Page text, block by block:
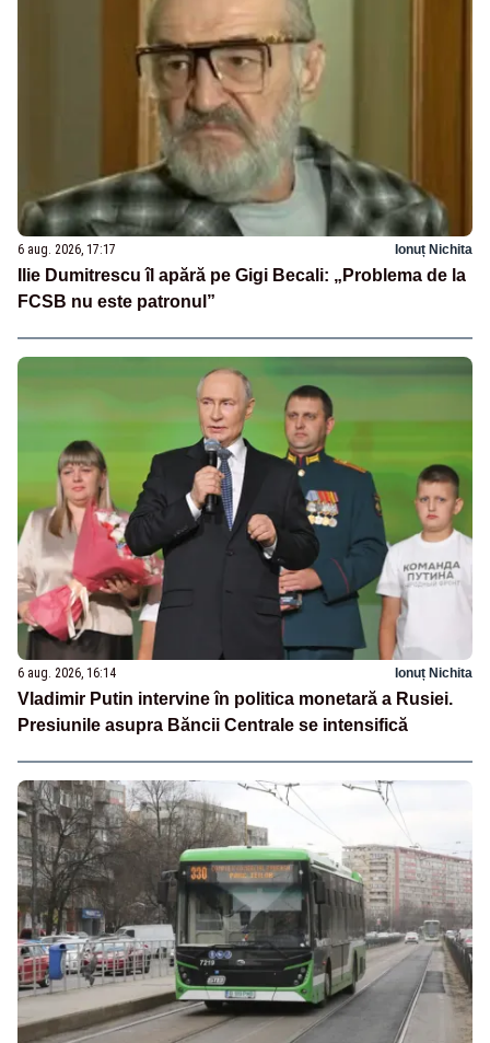
6 aug. 2026, 17:17 Ionuț Nichita
Ilie Dumitrescu îl apără pe Gigi Becali: „Problema de la
FCSB nu este patronul”
6 aug. 2026, 16:14 Ionuț Nichita
Vladimir Putin intervine în politica monetară a Rusiei.
Presiunile asupra Băncii Centrale se intensifică